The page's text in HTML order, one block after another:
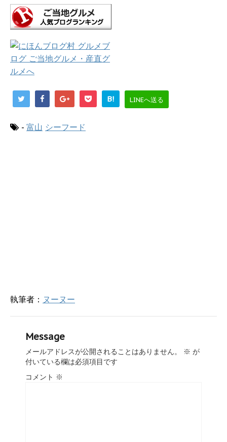
B! LINEへ送る
- 富山 シーフード
執筆者： ヌーヌー
Message
メールアドレスが公開されることはありません。 ※ が
付いている欄は必須項目です
コメント ※